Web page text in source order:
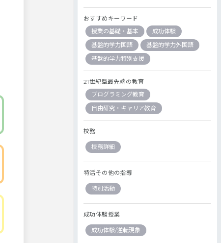
おすすめキーワード
授業の基礎・基本
成功体験
基盤的学力国語
基盤的学力外国語
基盤的学力特別支援
21世紀型最先端の教育
プログラミング教育
自由研究・キャリア教育
校務
校務詳細
特活その他の指導
特別活動
成功体験授業
成功体験/逆転現象